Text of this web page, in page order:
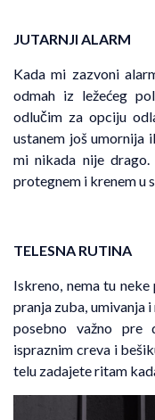
JUTARNJI ALARM
Kada mi zazvoni
odmah iz ležećeg
odlučim za opciju
ustanem još umornija
mi nikada nije
protegnem i krenem u
TELESNA RUTINA
Iskreno, nema tu
pranja zuba, umivanja
posebno važno pre
ispraznim creva i
telu zadajete ritam